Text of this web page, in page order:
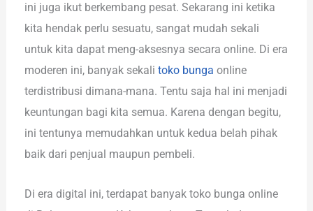
ini juga ikut berkembang pesat. Sekarang ini ketika
kita hendak perlu sesuatu, sangat mudah sekali
untuk kita dapat meng-aksesnya secara online. Di era
moderen ini, banyak sekali toko bunga online
terdistribusi dimana-mana. Tentu saja hal ini menjadi
keuntungan bagi kita semua. Karena dengan begitu,
ini tentunya memudahkan untuk kedua belah pihak
baik dari penjual maupun pembeli.
Di era digital ini, terdapat banyak toko bunga online